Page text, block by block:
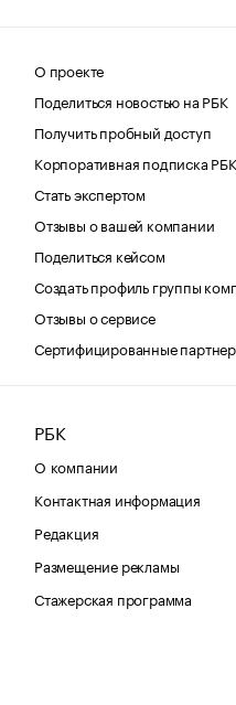
О проекте
Поделиться новостью на РБК
Получить пробный доступ
Корпоративная подписка РБК
Стать экспертом
Отзывы о вашей компании
Поделиться кейсом
Создать профиль группы
Отзывы о сервисе
Сертифицированные
РБК
О компании
Контактная информация
Редакция
Размещение рекламы
Стажерская программа